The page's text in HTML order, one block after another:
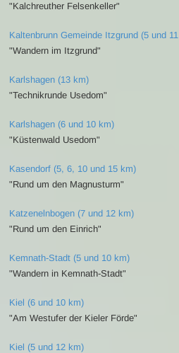
"Kalchreuther Felsenkeller"
Kaltenbrunn Gemeinde Itzgrund (5 und
"Wandern im Itzgrund"
Karlshagen (13 km)
"Technikrunde Usedom"
Karlshagen (6 und 10 km)
"Küstenwald Usedom"
Kasendorf (5, 6, 10 und 15 km)
"Rund um den Magnusturm"
Katzenelnbogen (7 und 12 km)
"Rund um den Einrich"
Kemnath-Stadt (5 und 10 km)
"Wandern in Kemnath-Stadt"
Kiel (6 und 10 km)
"Am Westufer der Kieler Förde"
Kiel (5 und 12 km)